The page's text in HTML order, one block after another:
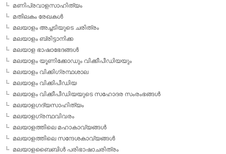
മണിപ്രവാളസാഹിത്യം
മതിലകം രേഖകള്‍
മലയാളം അച്ചടിയുടെ ചരിത്രം
മലയാളം ബ്രിട്ടാനിക്ക
മലയാള ഭാഷാഭേദങ്ങള്‍
മലയാളം യൂണിക്കോഡും വിക്കീപീഡിയയും
മലയാളം വിക്കിഗ്രന്ഥശാല
മലയാളം വിക്കിപീഡിയ
മലയാളം വിക്കീപീഡിയയുടെ സഹോദര സംരംഭങ്ങള്‍
മലയാളഗദ്യസാഹിത്യം
മലയാളഗ്രന്ഥവിവരം
മലയാളത്തിലെ മഹാകാവ്യങ്ങള്‍
മലയാളത്തിലെ സന്ദേശകാവ്യങ്ങള്‍
മലയാളബൈബിള്‍ പരിഭാഷാചരിത്രം